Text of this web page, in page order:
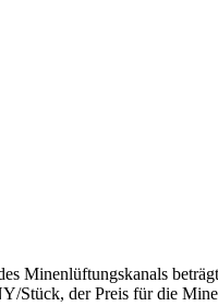
Minenlüftungskanals
Stück, der Preis für die